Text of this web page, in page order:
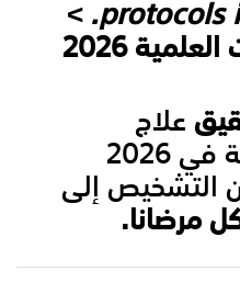
protocols
>
2026
علاج
القرنية المخروطية في 2026
التشخيص إلى
مرضانا.